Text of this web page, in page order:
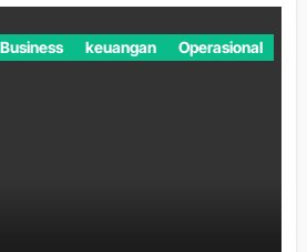
Business keuangan Operasional